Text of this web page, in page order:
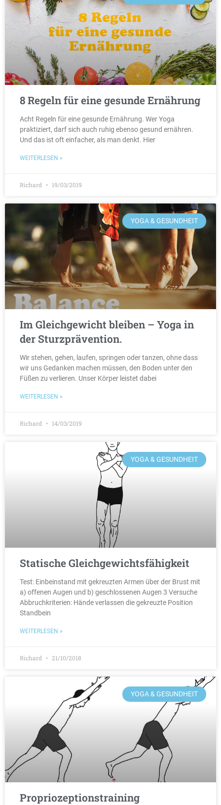
8 Regeln für eine gesunde Ernährung
Acht Regeln für eine gesunde Ernährung. Wer Yoga
praktiziert, darf sich auch ruhig ebenso gesund ernähren.
Und das ist oft einfacher, als man denkt. Hier
WEITERLESEN »
Richard 19/03/2019
YOGA & GESUNDHEIT
Im Gleichgewicht bleiben – Yoga in
der Sturzprävention.
Wir stehen, gehen, laufen, springen oder tanzen, ohne dass
wir uns Gedanken machen müssen, den Boden unter den
Füßen zu verlieren. Unser Körper leistet dabei
WEITERLESEN »
Richard 14/03/2019
YOGA & GESUNDHEIT
Statische Gleichgewichtsfähigkeit
Test: Einbeinstand mit gekreuzten Armen über der Brust mit
a) offenen Augen und b) geschlossenen Augen 3 Versuche
Abbruchkriterien: Hände verlassen die gekreuzte Position
Standbein
WEITERLESEN »
Richard 21/10/2018
YOGA & GESUNDHEIT
Propriozeptionstraining